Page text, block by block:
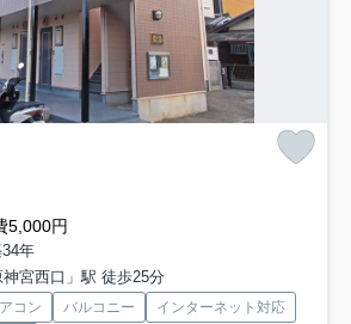
5,000円
年
宮西口」駅 徒歩25分
コン バルコニー
インターネット対応